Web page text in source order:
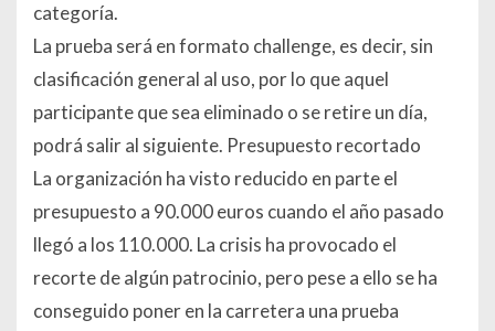
categoría.
La prueba será en formato challenge, es decir, sin
clasificación general al uso, por lo que aquel
participante que sea eliminado o se retire un día,
podrá salir al siguiente. Presupuesto recortado
La organización ha visto reducido en parte el
presupuesto a 90.000 euros cuando el año pasado
llegó a los 110.000. La crisis ha provocado el
recorte de algún patrocinio, pero pese a ello se ha
conseguido poner en la carretera una prueba